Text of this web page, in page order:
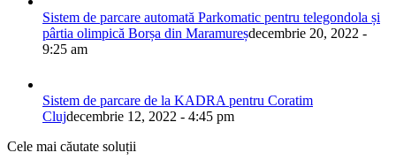
Sistem de parcare automată Parkomatic pentru telegondola și
pârtia olimpică Borșa din Maramureșdecembrie 20, 2022 -
9:25 am
Sistem de parcare de la KADRA pentru Coratim
Clujdecembrie 12, 2022 - 4:45 pm
Cele mai căutate soluții